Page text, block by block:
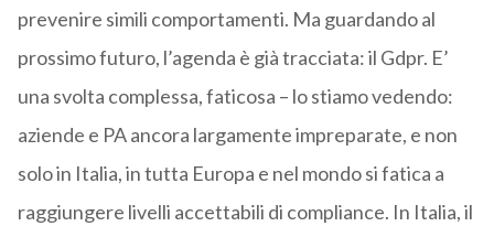
prevenire simili comportamenti. Ma guardando al
prossimo futuro, l’agenda è già tracciata: il Gdpr. E’
una svolta complessa, faticosa – lo stiamo vedendo:
aziende e PA ancora largamente impreparate, e non
solo in Italia, in tutta Europa e nel mondo si fatica a
raggiungere livelli accettabili di compliance. In Italia, il